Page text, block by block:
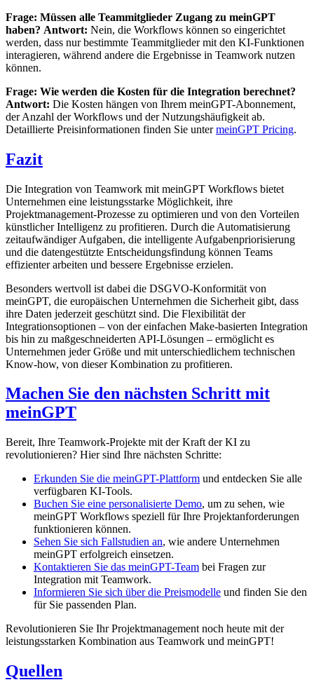
Frage: Müssen alle Teammitglieder Zugang zu meinGPT
haben? Antwort: Nein, die Workflows können so eingerichtet
werden, dass nur bestimmte Teammitglieder mit den KI-Funktionen
interagieren, während andere die Ergebnisse in Teamwork nutzen
können.
Frage: Wie werden die Kosten für die Integration berechnet?
Antwort: Die Kosten hängen von Ihrem meinGPT-Abonnement,
der Anzahl der Workflows und der Nutzungshäufigkeit ab.
Detaillierte Preisinformationen finden Sie untermeinGPT Pricing.
Fazit
Die Integration von Teamwork mit meinGPT Workflows bietet
Unternehmen eine leistungsstarke Möglichkeit, ihre
Projektmanagement-Prozesse zu optimieren und von den Vorteilen
künstlicher Intelligenz zu profitieren. Durch die Automatisierung
zeitaufwändiger Aufgaben, die intelligente Aufgabenpriorisierung
und die datengestützte Entscheidungsfindung können Teams
effizienter arbeiten und bessere Ergebnisse erzielen.
Besonders wertvoll ist dabei die DSGVO-Konformität von
meinGPT, die europäischen Unternehmen die Sicherheit gibt, dass
ihre Daten jederzeit geschützt sind. Die Flexibilität der
Integrationsoptionen – von der einfachen Make-basierten Integration
bis hin zu maßgeschneiderten API-Lösungen – ermöglicht es
Unternehmen jeder Größe und mit unterschiedlichem technischen
Know-how, von dieser Kombination zu profitieren.
Machen Sie den nächsten Schritt mit
meinGPT
Bereit, Ihre Teamwork-Projekte mit der Kraft der KI zu
revolutionieren? Hier sind Ihre nächsten Schritte:
Erkunden Sie die meinGPT-Plattform und entdecken Sie alle
verfügbaren KI-Tools.
Buchen Sie eine personalisierte Demo, um zu sehen, wie
meinGPT Workflows speziell für Ihre Projektanforderungen
funktionieren können.
Sehen Sie sich Fallstudien an, wie andere Unternehmen
meinGPT erfolgreich einsetzen.
Kontaktieren Sie das meinGPT-Team bei Fragen zur
Integration mit Teamwork.
Informieren Sie sich über die Preismodelle und finden Sie den
für Sie passenden Plan.
Revolutionieren Sie Ihr Projektmanagement noch heute mit der
leistungsstarken Kombination aus Teamwork und meinGPT!
Quellen